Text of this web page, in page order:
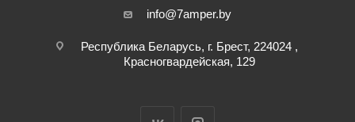
info@7amper.by
Республика Беларусь, г. Брест, 224024 ,
Красногвардейская, 129